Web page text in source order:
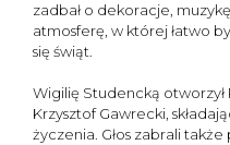
zadbał o dekoracje,
atmosferę, w której łatwo
się świąt.
Wigilię Studencką
Krzysztof Gawrecki,
życzenia. Głos zabrali